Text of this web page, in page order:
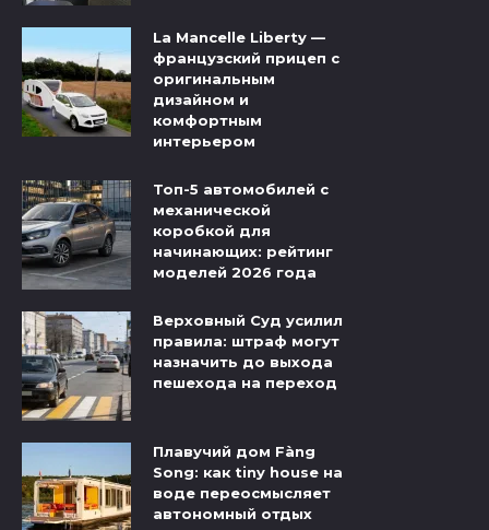
La Mancelle Liberty —
французский прицеп с
оригинальным
дизайном и
комфортным
интерьером
Топ-5 автомобилей с
механической
коробкой для
начинающих: рейтинг
моделей 2026 года
Верховный Суд усилил
правила: штраф могут
назначить до выхода
пешехода на переход
Плавучий дом Fàng
Song: как tiny house на
воде переосмысляет
автономный отдых